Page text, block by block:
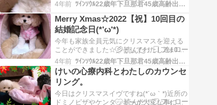
ミュニケーションが下手だったり精神的な
幼さ、我が強く他者と絶対に共感しないな
どなど、、、 人としてこの先心配な場面が
たくさんあります 毎日何かしらの文句を…
4年前 ﾂｲﾝｿｳﾙ22歳年下旦那君45歳高齢出産熟女妻の日々徒然
Merry Xmas☆2022【祝】10回目の
結婚記念日(*'ω'*)
今年も家族全員元気にクリスマスを迎える
ことができました☆彡そしてわたし達10回
目の結婚(入籍)記念日です(*'▽'*) 若旦那氏
とは2008年に出逢いクリスマスも一緒に過
ごしていますので一緒に過ごすクリスマス
も15回目となりました♪(*^^)o∀*∀o(^^*)♪ 他
人同士が長…
4年前 ﾂｲﾝｿｳﾙ22歳年下旦那君45歳高齢出産熟女妻の日々徒然
けいの心療内科とわたしのカウンセ
リング。
今日はクリスマスイヴですね(*´ω｀*)近所の
ドミノピザやケンタッキーが大変な事にな